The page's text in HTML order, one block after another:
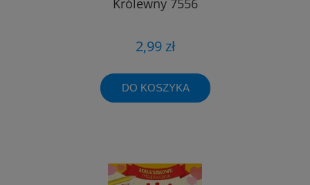
Królewny 7556
2,99 zł
DO KOSZYKA